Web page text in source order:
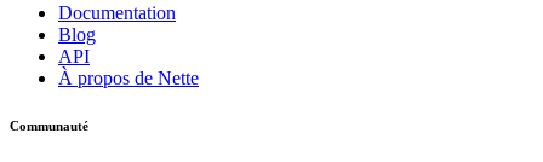
Documentation
Blog
API
À propos de Nette
Communauté